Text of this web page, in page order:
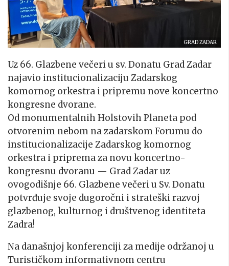
GRAD ZADAR
Uz 66. Glazbene večeri u sv. Donatu Grad Zadar
najavio institucionalizaciju Zadarskog
komornog orkestra i pripremu nove koncertno
kongresne dvorane.
Od monumentalnih Holstovih Planeta pod
otvorenim nebom na zadarskom Forumu do
institucionalizacije Zadarskog komornog
orkestra i priprema za novu koncertno-
kongresnu dvoranu — Grad Zadar uz
ovogodišnje 66. Glazbene večeri u Sv. Donatu
potvrđuje svoje dugoročni i strateški razvoj
glazbenog, kulturnog i društvenog identiteta
Zadra!
Na današnjoj konferenciji za medije održanoj u
Turističkom informativnom centru